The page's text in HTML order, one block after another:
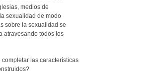
medios de
sexualidad de modo
sobre la sexualidad se
atravesando todos los
las características